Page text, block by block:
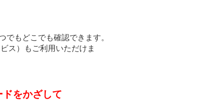
でもどこでも確認できます。
ス）もご利用いただけま
をかざして